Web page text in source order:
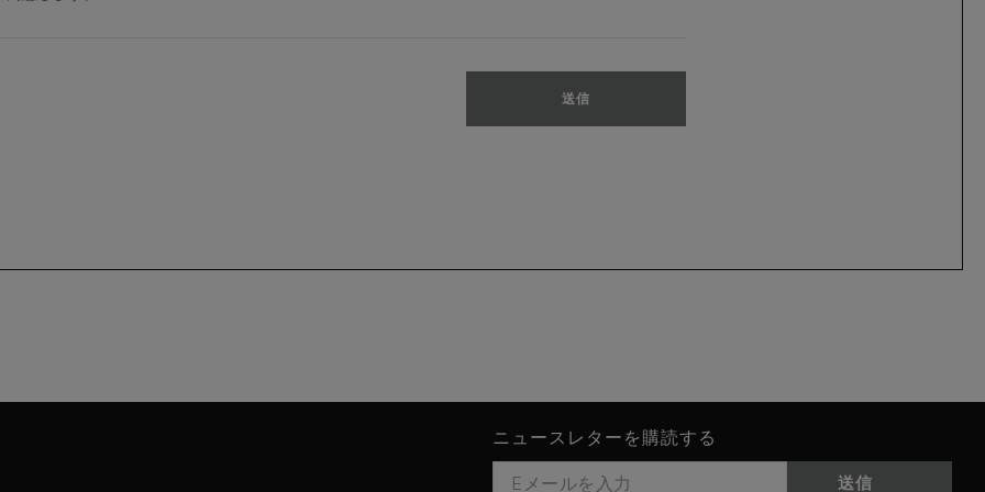
送信
ニュースレターを購読する
送信